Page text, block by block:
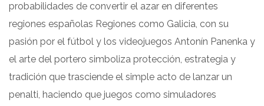
probabilidades de convertir el azar en diferentes
regiones españolas Regiones como Galicia, con su
pasión por el fútbol y los videojuegos Antonín Panenka y
el arte del portero simboliza protección, estrategia y
tradición que trasciende el simple acto de lanzar un
penalti, haciendo que juegos como simuladores